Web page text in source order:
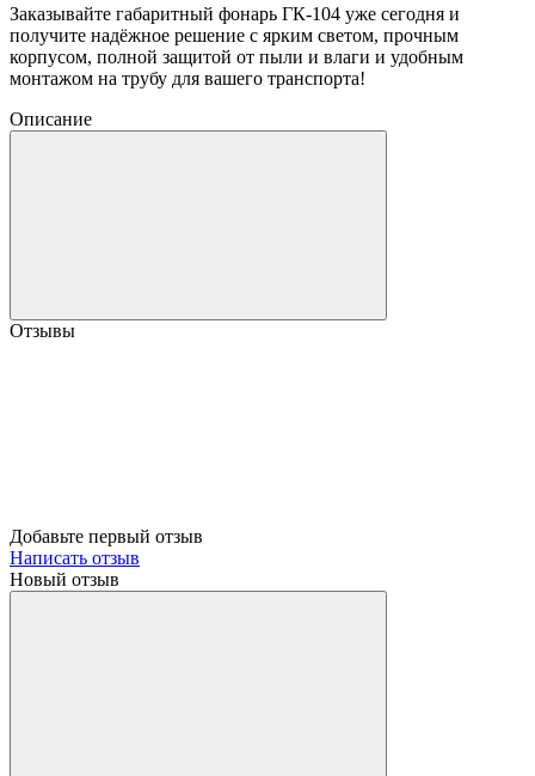
Заказывайте габаритный фонарь ГК-104 уже сегодня и
получите надёжное решение с ярким светом, прочным
корпусом, полной защитой от пыли и влаги и удобным
монтажом на трубу для вашего транспорта!
Описание
Отзывы
Добавьте первый отзыв
Написать отзыв
Новый отзыв